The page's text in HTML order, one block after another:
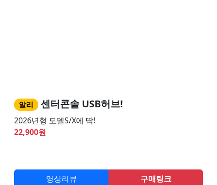
알리 센터콘솔 USB허브!
2026년형 모델S/X에 딱!
22,900원
영상리뷰 구매링크